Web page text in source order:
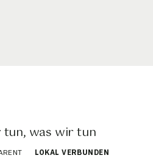
was wir tun
LOKAL VERBUNDEN